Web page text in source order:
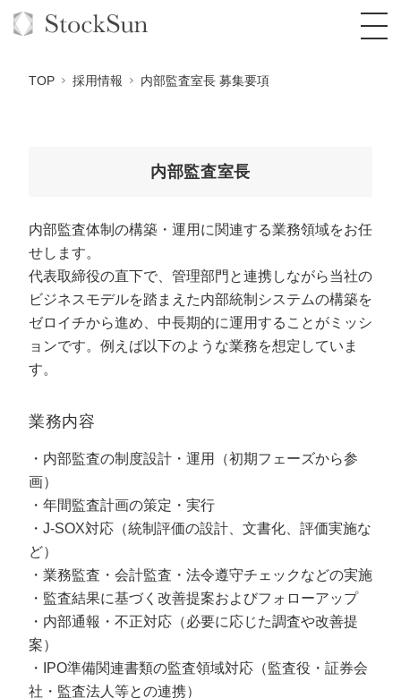
コンサルタント一覧
品質ガイドライン
社内コンペ
クレーム窓口
定額制Webマーケティング代行『マキトルく
ん』
定額制営業代行『カリトルくん』
定額制採用代行・RPO『トルトルくん』
定額LINE運用代行『LINEマキトルくん』
オリジナルサービス
格安でAI導入支援『あいのりAI』
拡散付1日密着動画制作『まるごと社長』
1本無料で記事を制作『SEOトライアル』
実績
お役立ち資料
料金表
StockSun道場
道場TOP
動画編集
YouTubeディレクター
年収エージェント
ミッション・ビジョン・バリュー
代表メッセージ（岩野圭佑）
取締役メッセージ（株本祐己）
業務委託
認定パートナー
動画ディレクター
営業
TOP 採用情報 内部監査室長 募集要項
内部監査室長
内部監査体制の構築・運用に関連する業務領域をお任
せします。
代表取締役の直下で、管理部門と連携しながら当社の
ビジネスモデルを踏まえた内部統制システムの構築を
ゼロイチから進め、中長期的に運用することがミッシ
ョンです。例えば以下のような業務を想定していま
す。
業務内容
内部監査の制度設計・運用（初期フェーズから参
画）
年間監査計画の策定・実行
J-SOX対応（統制評価の設計、文書化、評価実施な
ど）
業務監査・会計監査・法令遵守チェックなどの実施
監査結果に基づく改善提案およびフォローアップ
内部通報・不正対応（必要に応じた調査や改善提
案）
IPO準備関連書類の監査領域対応（監査役・証券会
社・監査法人等との連携）